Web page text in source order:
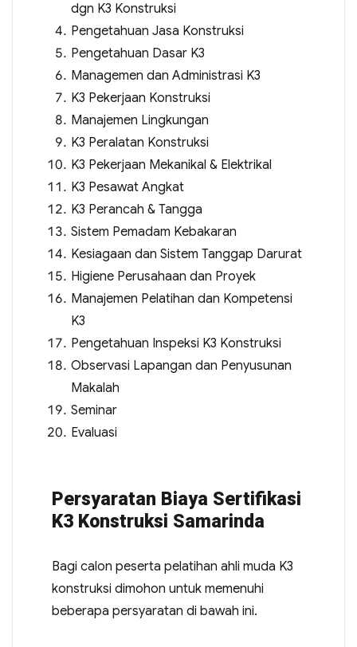
dgn K3 Konstruksi
Pengetahuan Jasa Konstruksi
Pengetahuan Dasar K3
Managemen dan Administrasi K3
K3 Pekerjaan Konstruksi
Manajemen Lingkungan
K3 Peralatan Konstruksi
K3 Pekerjaan Mekanikal & Elektrikal
K3 Pesawat Angkat
K3 Perancah & Tangga
Sistem Pemadam Kebakaran
Kesiagaan dan Sistem Tanggap Darurat
Higiene Perusahaan dan Proyek
Manajemen Pelatihan dan Kompetensi
K3
Pengetahuan Inspeksi K3 Konstruksi
Observasi Lapangan dan Penyusunan
Makalah
Seminar
Evaluasi
Persyaratan Biaya Sertifikasi
K3 Konstruksi Samarinda
Bagi calon peserta pelatihan ahli muda K3
konstruksi dimohon untuk memenuhi
beberapa persyaratan di bawah ini.